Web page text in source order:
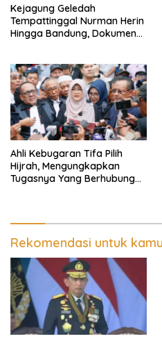
Kejagung Geledah
Tempattinggal Nurman Herin
Hingga Bandung, Dokumen
Ahli Kebugaran Tifa Pilih
Hijrah, Mengungkapkan
Tugasnya Yang Berhubungan
Rekomendasi untuk kamu